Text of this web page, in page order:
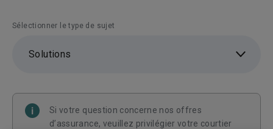
Sélectionner le type de sujet
Solutions
Si votre question concerne nos offres
d’assurance, veuillez privilégier votre courtier